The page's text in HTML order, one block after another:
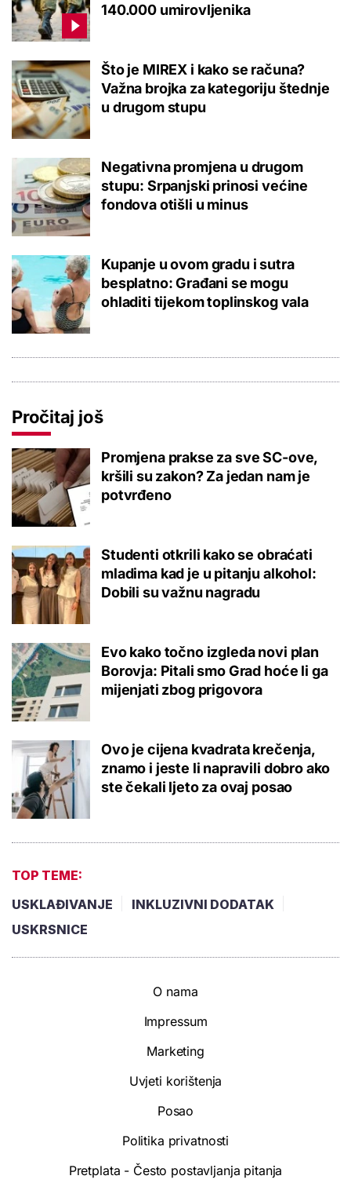
140.000 umirovljenika
Što je MIREX i kako se računa?
Važna brojka za kategoriju štednje
u drugom stupu
Negativna promjena u drugom
stupu: Srpanjski prinosi većine
fondova otišli u minus
Kupanje u ovom gradu i sutra
besplatno: Građani se mogu
ohladiti tijekom toplinskog vala
Pročitaj još
Promjena prakse za sve SC-ove,
kršili su zakon? Za jedan nam je
potvrđeno
Studenti otkrili kako se obraćati
mladima kad je u pitanju alkohol:
Dobili su važnu nagradu
Evo kako točno izgleda novi plan
Borovja: Pitali smo Grad hoće li ga
mijenjati zbog prigovora
Ovo je cijena kvadrata krečenja,
znamo i jeste li napravili dobro ako
ste čekali ljeto za ovaj posao
TOP TEME:
USKLAĐIVANJE
INKLUZIVNI DODATAK
USKRSNICE
O nama
Impressum
Marketing
Uvjeti korištenja
Posao
Politika privatnosti
Pretplata - Često postavljanja pitanja